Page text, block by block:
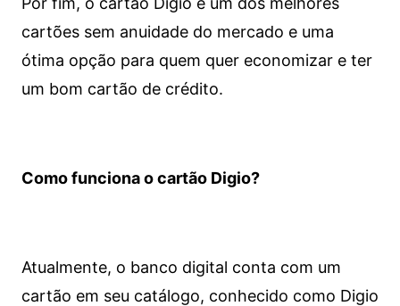
cartões sem anuidade do mercado e uma
ótima opção para quem quer economizar e ter
um bom cartão de crédito.
Como funciona o cartão Digio?
Atualmente, o banco digital conta com um
cartão em seu catálogo, conhecido como Digio